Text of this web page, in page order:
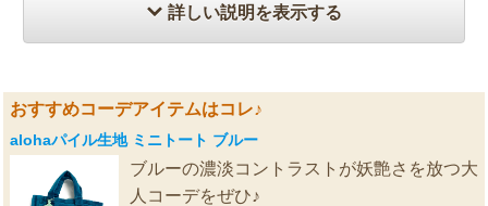
詳しい説明を表示する
おすすめコーデアイテムはコレ♪
alohaパイル生地 ミニトート ブルー
ブルーの濃淡コントラストが妖艶さを放つ大
人コーデをぜひ♪